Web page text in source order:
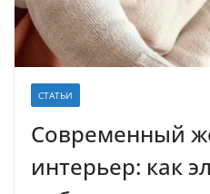
СТАТЬИ
Современный
интерьер: как